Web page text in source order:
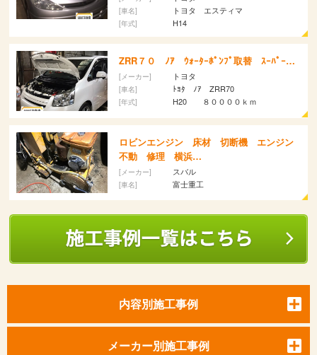
[車名] トヨタ エスティマ
[年式] H14
ZRR７０ ﾉｱ ｳｫｰﾀｰﾎﾟﾝﾌﾟ取替 ｽｰﾊﾟｰ…
[メーカー] トヨタ
[車名] ﾄﾖﾀ ﾉｱ ZRR70
[年式] H20 ８００００ｋｍ
ロビンエンジン 床材 切断機 エンジン
不動 修理 横浜…
[メーカー] スバル
[車名] 富士重工
内容別施工事例
メーカー別施工事例